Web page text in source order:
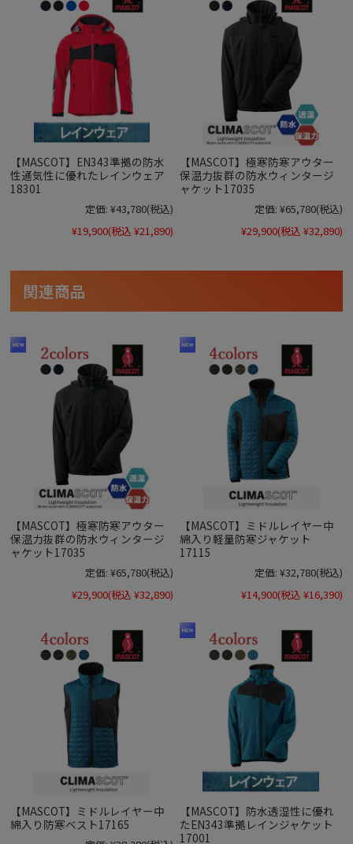
【MASCOT】EN343準拠の防水
性通気性に優れたレインウェア
18301
定価: ¥43,780(税込)
¥19,900(税込 ¥21,890)
【MASCOT】極寒防寒アウター
保温力抜群の防水ウィンタージ
ャケット17035
定価: ¥65,780(税込)
¥29,900(税込 ¥32,890)
関連商品
【MASCOT】極寒防寒アウター
保温力抜群の防水ウィンタージ
ャケット17035
定価: ¥65,780(税込)
¥29,900(税込 ¥32,890)
【MASCOT】ミドルレイヤー中
綿入り軽量防寒ジャケット
17115
定価: ¥32,780(税込)
¥14,900(税込 ¥16,390)
【MASCOT】ミドルレイヤー中
綿入り防寒ベスト17165
【MASCOT】防水透湿性に優れ
たEN343準拠レインジャケット
17001